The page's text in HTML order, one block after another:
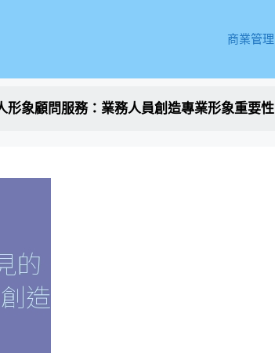
商業管理
象顧問服務：業務人員創造專業形象重要性